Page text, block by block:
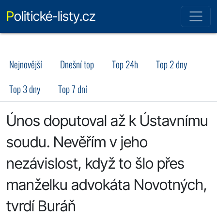
Politické-listy.cz
Nejnovější Dnešní top Top 24h
Top 2 dny
Top 3 dny
Top 7 dní
Únos doputoval až k Ústavnímu
soudu. Nevěřím v jeho
nezávislost, když to šlo přes
manželku advokáta Novotných,
tvrdí Buráň